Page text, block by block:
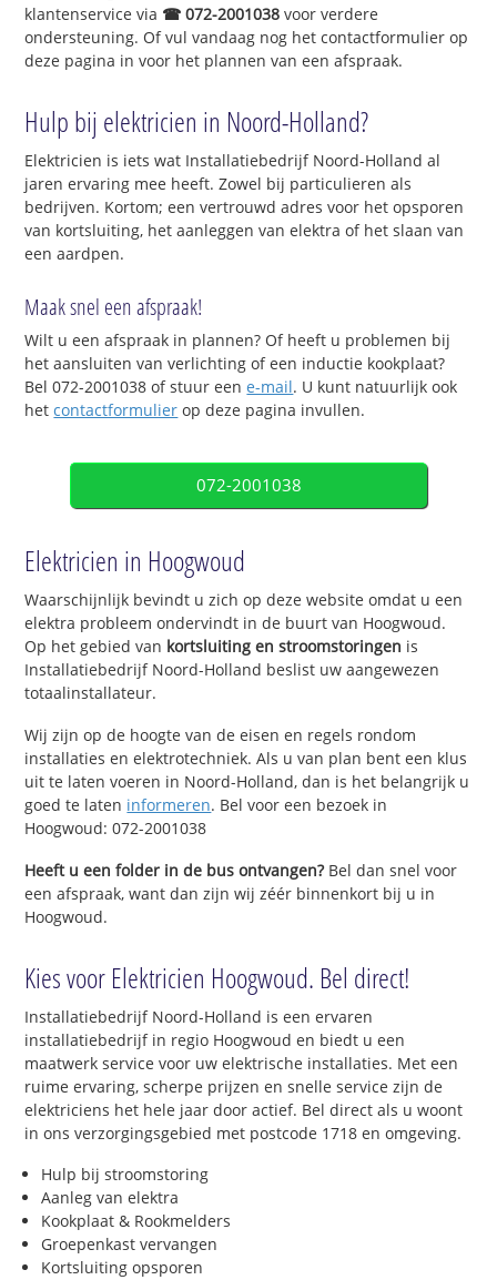
klantenservice via ☎ 072-2001038 voor verdere
ondersteuning. Of vul vandaag nog het contactformulier op
deze pagina in voor het plannen van een afspraak.
Hulp bij elektricien in Noord-Holland?
Elektricien is iets wat Installatiebedrijf Noord-Holland al
jaren ervaring mee heeft. Zowel bij particulieren als
bedrijven. Kortom; een vertrouwd adres voor het opsporen
van kortsluiting, het aanleggen van elektra of het slaan van
een aardpen.
Maak snel een afspraak!
Wilt u een afspraak in plannen? Of heeft u problemen bij
het aansluiten van verlichting of een inductie kookplaat?
Bel 072-2001038 of stuur eene-mail. U kunt natuurlijk ook
hetcontactformulier op deze pagina invullen.
072-2001038
Elektricien in Hoogwoud
Waarschijnlijk bevindt u zich op deze website omdat u een
elektra probleem ondervindt in de buurt van Hoogwoud.
Op het gebied van kortsluiting en stroomstoringen is
Installatiebedrijf Noord-Holland beslist uw aangewezen
totaalinstallateur.
Wij zijn op de hoogte van de eisen en regels rondom
installaties en elektrotechniek. Als u van plan bent een klus
uit te laten voeren in Noord-Holland, dan is het belangrijk u
goed te laten informeren. Bel voor een bezoek in
Hoogwoud: 072-2001038
Heeft u een folder in de bus ontvangen?Bel dan snel voor
een afspraak, want dan zijn wij zéér binnenkort bij u in
Hoogwoud.
Kies voor Elektricien Hoogwoud. Bel direct!
Installatiebedrijf Noord-Holland is een ervaren
installatiebedrijf in regio Hoogwoud en biedt u een
maatwerk service voor uw elektrische installaties. Met een
ruime ervaring, scherpe prijzen en snelle service zijn de
elektriciens het hele jaar door actief. Bel direct als u woont
in ons verzorgingsgebied met postcode 1718 en omgeving.
Hulp bij stroomstoring
Aanleg van elektra
Kookplaat & Rookmelders
Groepenkast vervangen
Kortsluiting opsporen